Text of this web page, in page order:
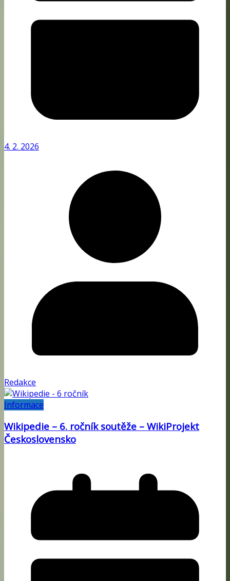
4. 2. 2026
Redakce
Informace
Wikipedie – 6. ročník soutěže – WikiProjekt
Československo